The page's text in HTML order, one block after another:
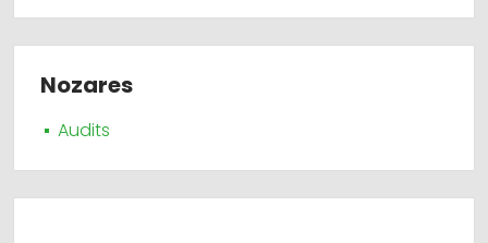
Nozares
Audits